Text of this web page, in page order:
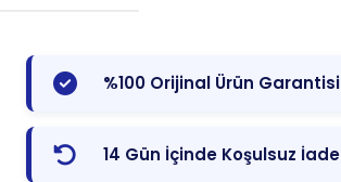
%100 Orijinal Ürün Garantisi
14 Gün İçinde Koşulsuz İade